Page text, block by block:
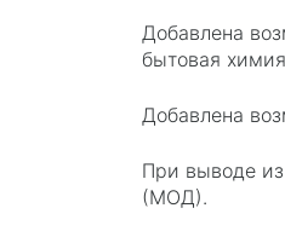
Добавлена
бытовая
Добавлена
При выводе
(МОД).